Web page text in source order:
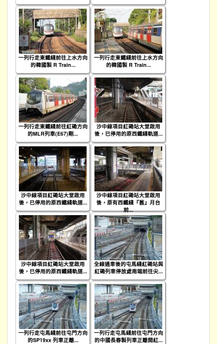
一列行走東鐵綫前往上水方向
的韓國製 R Train...
一列行走東鐵綫前往上水方向
的韓國製 R Train...
一列行走東鐵綫前往紅磡方向
的MLR列車(E67)剛...
沙中線項目紅磡站大堂啟用
後，已停用的原西鐵綫軌道...
沙中線項目紅磡站大堂啟用
後，已停用的原西鐵綫軌道...
沙中線項目紅磡站大堂啟用
後，原有西鐵綫『舊』月台
前...
沙中線項目紅磡站大堂啟用
後，已停用的原西鐵綫軌道...
全線通車後的屯馬綫紅磡站與
紅磡列車停放處南端前往尖...
一列行走屯馬綫前往屯門方向
的SP19xx 列車正離...
一列行走屯馬綫前往屯門方向
的中國長春製列車正離開紅...